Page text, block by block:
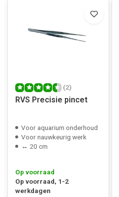
(2)
RVS Precisie pincet
Voor aquarium onderhoud
Voor nauwkeurig werk
↔ 20 cm
Op voorraad
Op voorraad, 1-2
werkdagen